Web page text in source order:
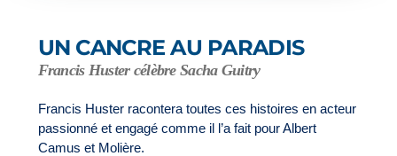
UN CANCRE AU PARADIS
Francis Huster célèbre Sacha Guitry
Francis Huster racontera toutes ces histoires en acteur
passionné et engagé comme il l’a fait pour Albert
Camus et Molière.